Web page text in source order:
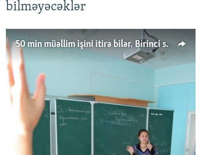
bilməyəcəklər
50 min müəllim işini itirə bilər. Birinci sinfə gedənlər azalır